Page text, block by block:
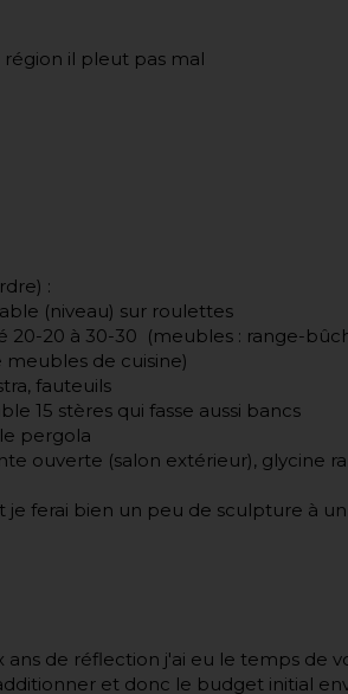
région il pleut pas mal
:
(niveau) sur roulettes
20-20 à 30-30 (meubles : range-
de cuisine)
fauteuils
15 stères qui fasse aussi bancs
pergola
ouverte (salon extérieur), glycine
ferai bien un peu de sculpture à
ans de réflection j'ai eu le temps de
et donc le budget initial